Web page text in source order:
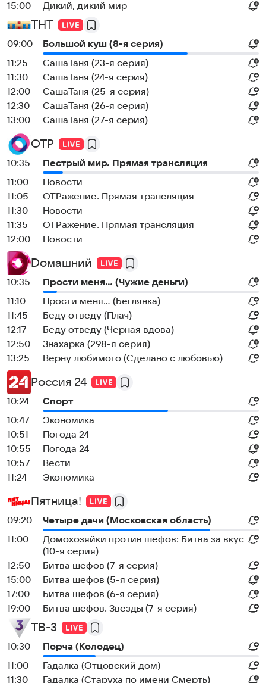
15:00
Дикий, дикий мир
ТНТ
09:00
Большой куш (8-я серия)
11:25
СашаТаня (23-я серия)
11:30
СашаТаня (24-я серия)
12:00
СашаТаня (25-я серия)
12:30
СашаТаня (26-я серия)
13:00
СашаТаня (27-я серия)
ОТР
10:35
Пестрый мир. Прямая трансляция
11:00
Новости
11:05
ОТРажение. Прямая трансляция
11:30
Новости
11:35
ОТРажение. Прямая трансляция
12:00
Новости
Dомашний
10:35
Прости меня... (Чужие деньги)
11:10
Прости меня... (Беглянка)
11:45
Беду отведу (Плач)
12:17
Беду отведу (Черная вдова)
12:50
Знaхaрка (298-я серия)
13:25
Верну любимого (Сделано с любовью)
Россия 24
10:24
Спорт
10:47
Экономика
10:51
Погода 24
10:55
Погода 24
10:57
Вести
11:24
Экономика
Пятница!
09:20
Четыре дачи (Московская область)
11:00
Домохозяйки против шефов: Битва за вкус
(10-я серия)
12:50
Битва шефов (7-я серия)
15:00
Битва шефов (5-я серия)
17:00
Битва шефов (6-я серия)
19:00
Битва шефов. Звезды (7-я серия)
ТВ-3
10:30
Порча (Колодец)
11:00
Гадалка (Отцовский дом)
11:30
Гадалка (Старуха по имени Смерть)